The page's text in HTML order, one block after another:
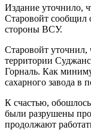
Издание уточнило,
Старовойт сообщил
стороны ВСУ.
Старовойт уточнил,
территории
Горналь. Как
сахарного завода в
К счастью,
были разрушены
продолжают